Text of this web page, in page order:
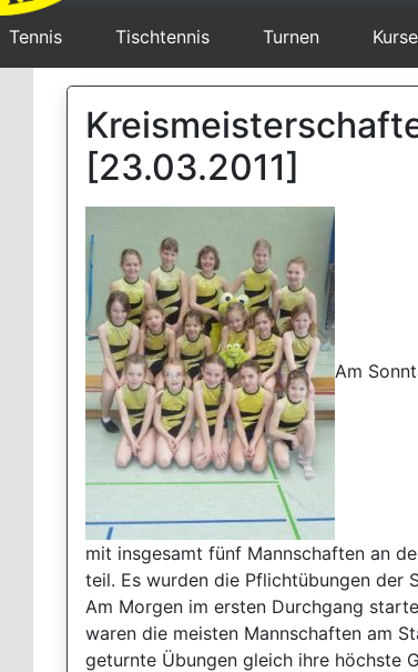
Tennis Tischtennis Turnen Kurse
[23.03.2011]
Am
mit insgesamt fünf Mannschaften an
teil. Es wurden die Pflichtübungen der
Am Morgen im ersten Durchgang
waren die meisten Mannschaften am
geturnte Übungen gleich ihre höchste